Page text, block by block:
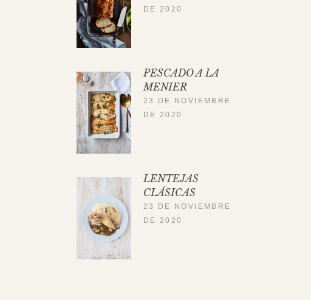
DE 2020
PESCADO A LA
MENIER
23 DE NOVIEMBRE
DE 2020
LENTEJAS
CLÁSICAS
23 DE NOVIEMBRE
DE 2020